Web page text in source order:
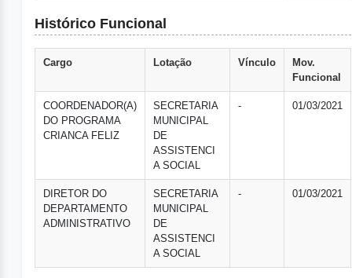
Histórico Funcional
Cargo Lotação Vínculo
Mov.
Funcional
COORDENADOR(A)
DO PROGRAMA
CRIANCA FELIZ
SECRETARIA
MUNICIPAL
DE
ASSISTENCI
A SOCIAL
- 01/03/2021
DIRETOR DO
DEPARTAMENTO
ADMINISTRATIVO
SECRETARIA
MUNICIPAL
DE
ASSISTENCI
A SOCIAL
- 01/03/2021